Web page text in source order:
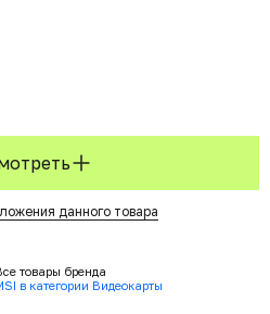
данного товара
товары бренда
в категории Видеокарты